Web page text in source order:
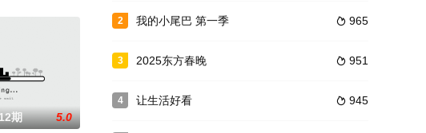
期 5.0
2  965
我的小尾巴 第一季
3  951
2025东方春晚
4  945
让生活好看